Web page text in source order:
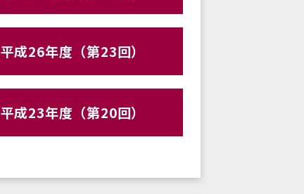
平成26年度（第23回）
平成23年度（第20回）